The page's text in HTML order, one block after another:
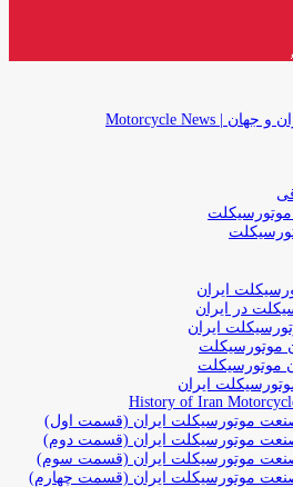
موتورسیکلت
ایران
در ایران
ایران
موتورسیکلت
موتورسیکلت
ایران
History of Iran
موتورسیکلت ایران (قسمت اول)
موتورسیکلت ایران (قسمت دوم)
موتورسیکلت ایران (قسمت سوم)
موتورسیکلت ایران (قسمت چهارم)